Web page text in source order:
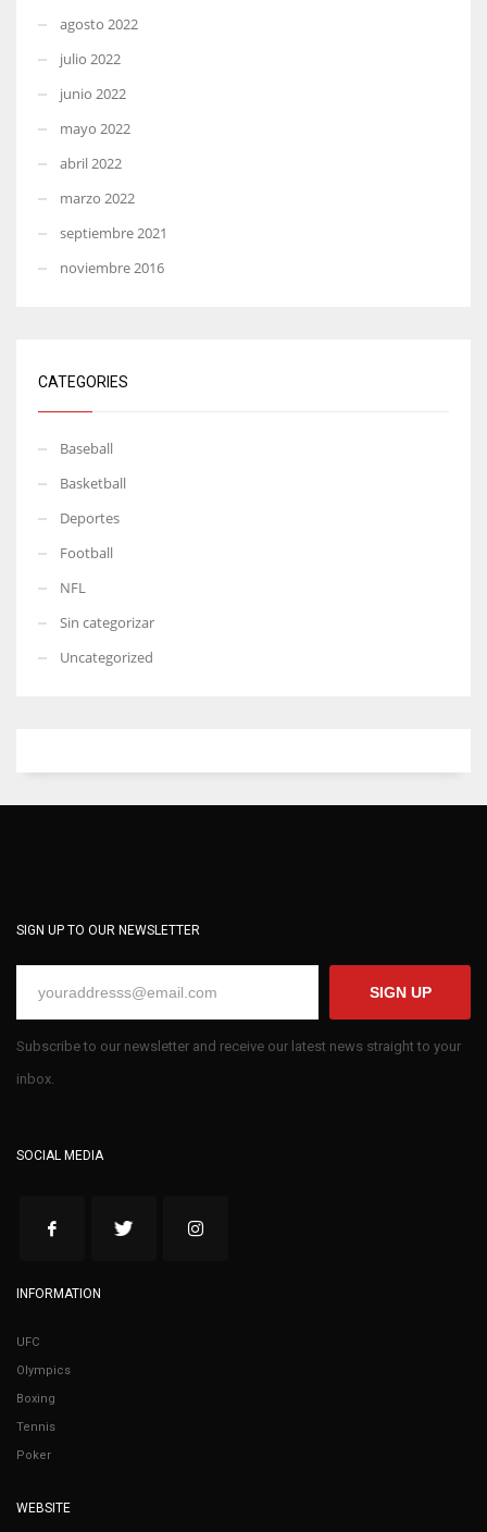
agosto 2022
julio 2022
junio 2022
mayo 2022
abril 2022
marzo 2022
septiembre 2021
noviembre 2016
CATEGORIES
Baseball
Basketball
Deportes
Football
NFL
Sin categorizar
Uncategorized
SIGN UP TO OUR NEWSLETTER
SIGN UP
Subscribe to our newsletter and receive our latest news straight to your
inbox.
SOCIAL MEDIA
INFORMATION
UFC
Olympics
Boxing
Tennis
Poker
WEBSITE